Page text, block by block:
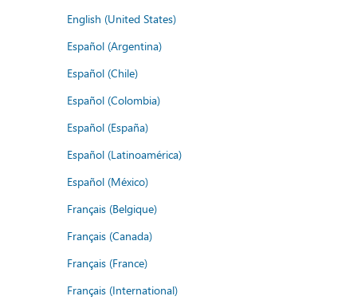
English (United States)
Español (Argentina)
Español (Chile)
Español (Colombia)
Español (España)
Español (Latinoamérica)
Español (México)
Français (Belgique)
Français (Canada)
Français (France)
Français (International)